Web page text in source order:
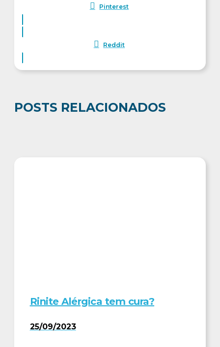
Pinterest
Reddit
POSTS RELACIONADOS
Rinite Alérgica tem cura?
25/09/2023